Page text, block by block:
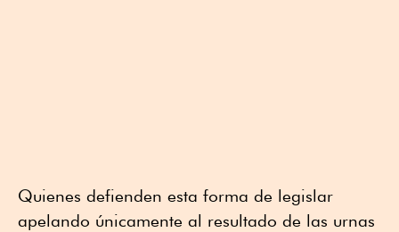
Quienes defienden esta forma de legislar
apelando únicamente al resultado de las urnas